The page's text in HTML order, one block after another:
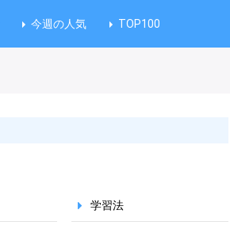
今週の人気 TOP100
学習法